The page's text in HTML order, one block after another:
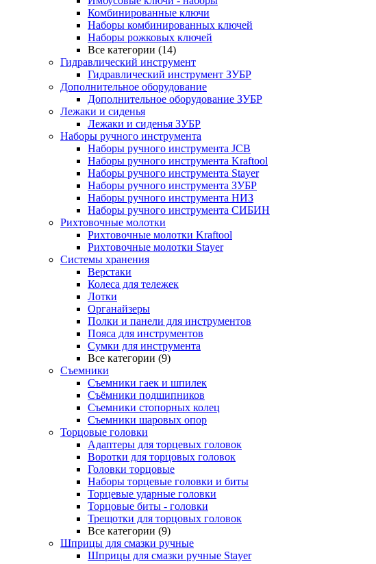
Комбинированные ключи
Наборы комбинированных ключей
Наборы рожковых ключей
Все категории (14)
Гидравлический инструмент
Гидравлический инструмент ЗУБР
Дополнительное оборудование
Дополнительное оборудование ЗУБР
Лежаки и сиденья
Лежаки и сиденья ЗУБР
Наборы ручного инструмента
Наборы ручного инструмента JCB
Наборы ручного инструмента Kraftool
Наборы ручного инструмента Stayer
Наборы ручного инструмента ЗУБР
Наборы ручного инструмента НИЗ
Наборы ручного инструмента СИБИН
Рихтовочные молотки
Рихтовочные молотки Kraftool
Рихтовочные молотки Stayer
Системы хранения
Верстаки
Колеса для тележек
Лотки
Органайзеры
Полки и панели для инструментов
Пояса для инструментов
Сумки для инструмента
Все категории (9)
Съемники
Съемники гаек и шпилек
Съёмники подшипников
Съемники стопорных колец
Съемники шаровых опор
Торцовые головки
Адаптеры для торцевых головок
Воротки для торцовых головок
Головки торцовые
Наборы торцевые головки и биты
Торцевые ударные головки
Торцовые биты - головки
Трещотки для торцовых головок
Все категории (9)
Шприцы для смазки ручные
Шприцы для смазки ручные Stayer